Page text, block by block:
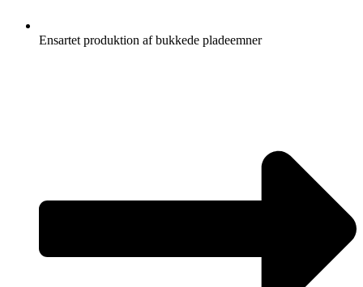
Ensartet produktion af bukkede pladeemner